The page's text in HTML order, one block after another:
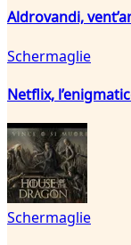
Aldrovandi,
Schermaglie
Netflix,
Schermaglie